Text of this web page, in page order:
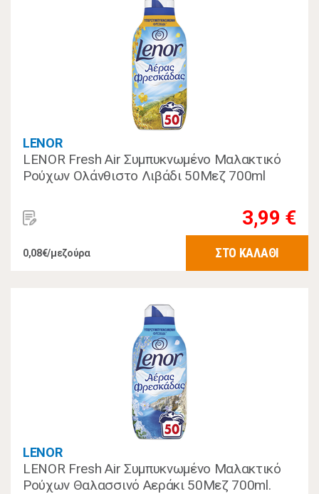
LENOR
LENOR Fresh Air Συμπυκνωμένο Μαλακτικό
Ρούχων Ολάνθιστο Λιβάδι 50Μεζ 700ml
3,99 €
0,08€/μεζούρα ΣΤΟ ΚΑΛΑΘΙ
LENOR
LENOR Fresh Air Συμπυκνωμένο Μαλακτικό
Ρούχων Θαλασσινό Αεράκι 50Μεζ 700ml.